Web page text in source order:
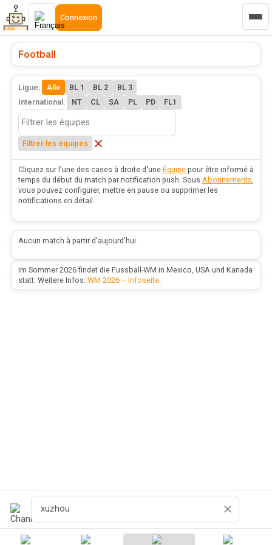
Connexion
Football
Ligue: Alle BL 1 BL 2
BL 3
International:
NT CL SA PL PD FL1
Filtrer les équipes
Cliquez sur l'une des cases à droite d'une Équipepour être informé à
temps du début du match par notification push. Sous Abonnements,
vous pouvez configurer, mettre en pause ou supprimer les
notifications en détail.
Aucun match à partir d'aujourd'hui.
Im Sommer 2026 findet die Fussball-WM in Mexico, USA und Kanada
statt. Weitere Infos: WM 2026 – Infoseite.
Recherche